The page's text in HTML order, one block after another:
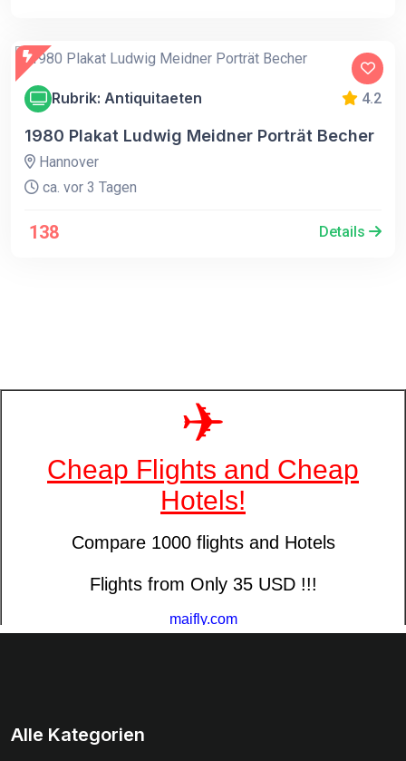
Rubrik: Antiquitaeten 4.2
1980 Plakat Ludwig Meidner Porträt Becher
Hannover
ca. vor 3 Tagen
138 Details
Alle Kategorien